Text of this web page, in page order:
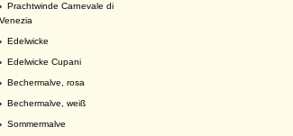
› Prachtwinde Carnevale di
Venezia
› Edelwicke
› Edelwicke Cupani
› Bechermalve, rosa
› Bechermalve, weiß
› Sommermalve